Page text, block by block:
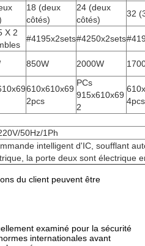
18 (deux
côtés)
24 (deux
côtés)
32
X 2
#4195x2sets#4250x2sets
850W 2000W
610x610x69
2pcs
PCs
915x610x69
2
4pcs
50Hz/1Ph
intelligent d'IC, soufflant
la porte deux sont électrique
du client peuvent être
examiné pour la sécurité
internationales avant